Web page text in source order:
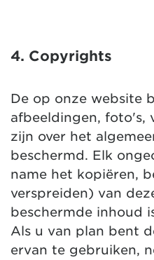
4. Copyrights
De op onze website
afbeeldingen, foto's,
zijn over het
beschermd. Elk
name het kopiëren,
verspreiden) van
beschermde inhoud
Als u van plan bent
ervan te gebruiken,